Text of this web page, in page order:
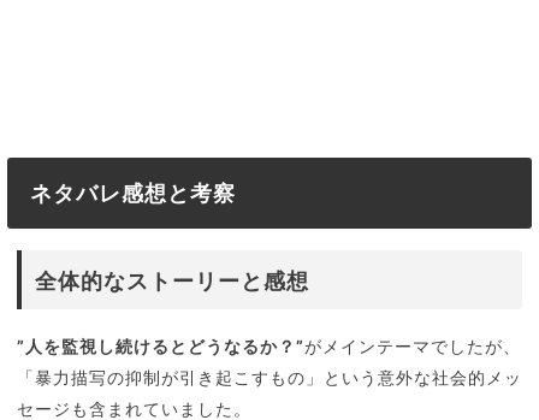
ネタバレ感想と考察
全体的なストーリーと感想
”人を監視し続けるとどうなるか？”がメインテーマでしたが、
「暴力描写の抑制が引き起こすもの」という意外な社会的メッ
セージも含まれていました。